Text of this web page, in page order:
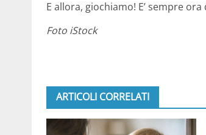
E allora, giochiamo! E’ sempre ora
Foto iStock
ARTICOLI CORRELATI